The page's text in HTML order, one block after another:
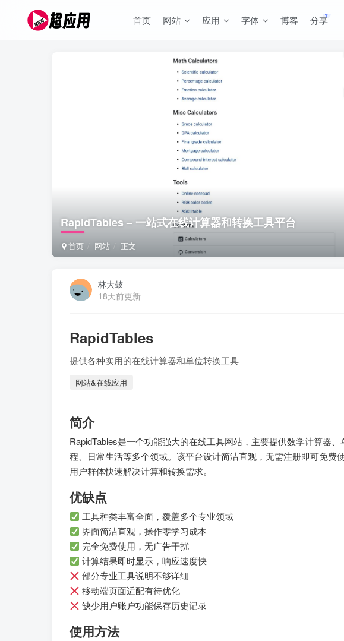
首页 网站 应用 字体 博客 分享
RapidTables – 一站式在线计算器和转换工具平台
首页 网站 正文
林大鼓
18天前更新
RapidTables
提供各种实用的在线计算器和单位转换工具
网站&在线应用
简介
RapidTables是一个功能强大的在线工具网站，主要提供数学计算器
程、日常生活等多个领域。该平台设计简洁直观，无需注册即可免费
用户群体快速解决计算和转换需求。
优缺点
工具种类丰富全面，覆盖多个专业领域
界面简洁直观，操作零学习成本
完全免费使用，无广告干扰
计算结果即时显示，响应速度快
部分专业工具说明不够详细
移动端页面适配有待优化
缺少用户账户功能保存历史记录
使用方法